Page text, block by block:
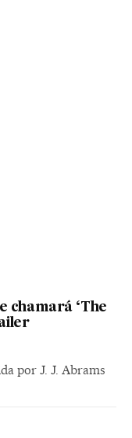
chamará ‘The
por J. J. Abrams